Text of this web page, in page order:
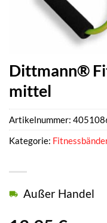
Dittmann®
mittel
Außer Handel
Artikelnummer:
Kategorie: